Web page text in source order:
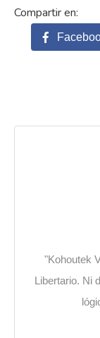
"Kohoutek
Libertario. Ni